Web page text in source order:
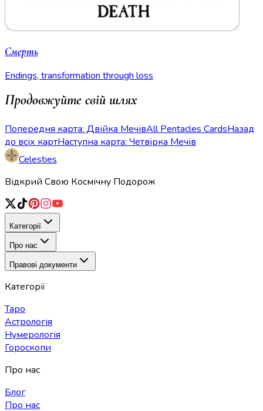
Смерть
Endings, transformation through loss
Продовжуйте свій шлях
Попередня карта: Двійка МечівAll Pentacles CardsНазад
до всіх картНаступна карта: Четвірка Мечів
Celesties
Відкрий Свою Космічну Подорож
Категорії
Про нас
Правові документи
Категорії
Таро
Астрологія
Нумерологія
Гороскопи
Про нас
Блог
Про нас